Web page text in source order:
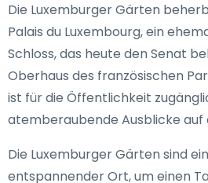
Die Luxemburger Gärten
Palais du Luxembourg, ein
Schloss, das heute den Senat
Oberhaus des französischen
ist für die Öffentlichkeit
atemberaubende Ausblicke auf
Die Luxemburger Gärten sind
entspannender Ort, um einen